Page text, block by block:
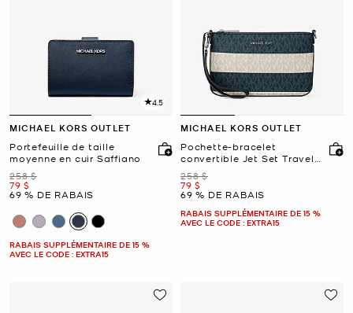
4.5
MICHAEL KORS OUTLET
Portefeuille de taille
moyenne en cuir Saffiano
était
258 $
maintenant
79 $
69 % DE RABAIS
RABAIS SUPPLÉMENTAIRE DE 15 %
AVEC LE CODE : EXTRA15
MICHAEL KORS OUTLET
Pochette-bracelet
convertible Jet Set Travel
à rayures et à logo
Signature
était
258 $
maintenant
79 $
69 % DE RABAIS
RABAIS SUPPLÉMENTAIRE DE 15 %
AVEC LE CODE : EXTRA15